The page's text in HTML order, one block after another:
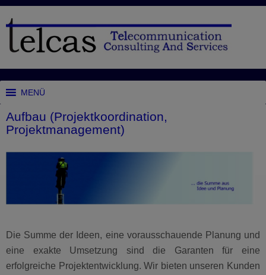
MENÜ
Aufbau (Projektkoordination,
Projektmanagement)
Die Summe der Ideen, eine vorausschauende Planung und
eine exakte Umsetzung sind die Garanten für eine
erfolgreiche Projektentwicklung. Wir bieten unseren Kunden